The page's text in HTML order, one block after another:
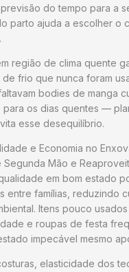
do tempo para a
parto ajuda a escolher o
região de clima quente
frio que nunca foram
bodies de manga
para os dias quentes —
esse desequilíbrio.
e Economia no
Segunda Mão e
em bom estado
entre famílias, reduzindo
Itens pouco
e roupas de festa
impecável mesmo
elasticidade dos